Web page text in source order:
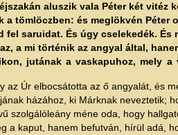
aluszik vala Péter két
a tömlöczben: és meglökvén
fel saruidat. És úgy cselekedék.
a mi történik az angyal által,
jutának a vaskapuhoz, mely
Úr elbocsátotta az ő angyalát, és
házához, ki Márknak neveztetik;
szolgálóleány méne oda, hogy
a kaput, hanem befutván, hírül adá,